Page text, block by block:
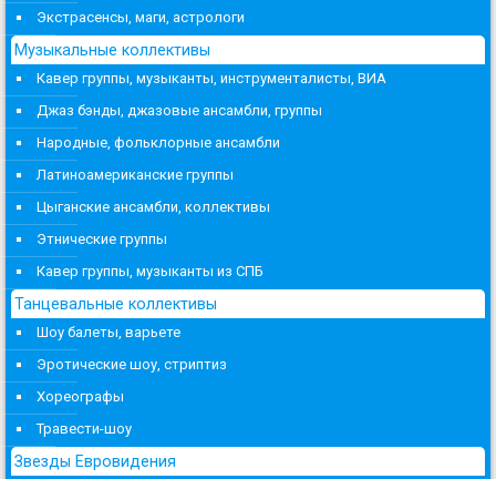
Экстрасенсы, маги, астрологи
Музыкальные коллективы
Кавер группы, музыканты, инструменталисты, ВИА
Джаз бэнды, джазовые ансамбли, группы
Народные, фольклорные ансамбли
Латиноамериканские группы
Цыганские ансамбли, коллективы
Этнические группы
Кавер группы, музыканты из СПБ
Танцевальные коллективы
Шоу балеты, варьете
Эротические шоу, стриптиз
Хореографы
Травести-шоу
Звезды Евровидения